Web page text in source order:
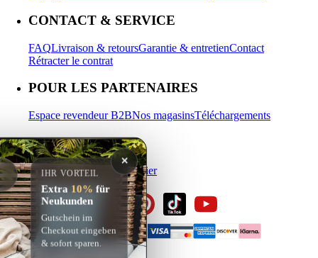
CONTACT & SERVICE
FAQLivraison & retoursGarantie & entretienContact
Rétracter le contrat
POUR LES PARTENAIRES
Espace revendeur B2BNos magasinsTéléchargements
MON COMPTE
Se connecterS’inscrirePanier
✕
IHR VORTEIL
Extra 10% für
Neukunden
Gutschein im
Checkout eingeben
& sofort sparen.